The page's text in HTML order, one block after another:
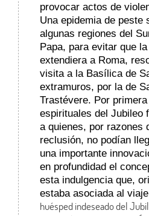
provocar actos de
Una epidemia de peste
algunas regiones del
Papa, para evitar que
extendiera a Roma,
visita a la Basílica de
extramuros, por la de
Trastévere. Por
espirituales del Jubileo
a quienes, por razones
reclusión, no podían
una importante
en profundidad el
esta indulgencia que,
estaba asociada al viaje
huésped indeseado del